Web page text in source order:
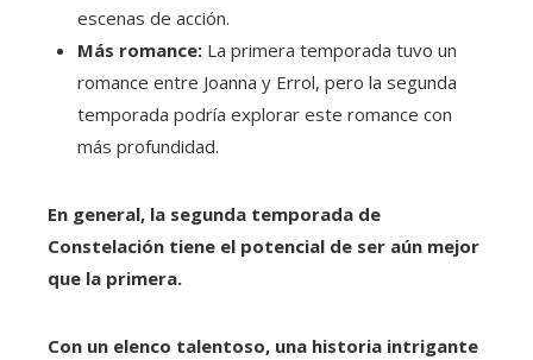
escenas de acción.
Más romance: La primera temporada tuvo un
romance entre Joanna y Errol, pero la segunda
temporada podría explorar este romance con
más profundidad.
En general, la segunda temporada de
Constelación tiene el potencial de ser aún mejor
que la primera.
Con un elenco talentoso, una historia intrigante